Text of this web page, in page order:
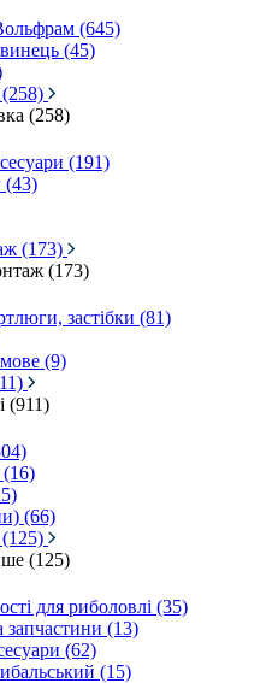
(645)
(45)
(258)
(258)
(191)
(43)
(173)
(173)
застібки (81)
(9)
(911)
(16)
(66)
(125)
для риболовлі (35)
запчастини (13)
(62)
(15)